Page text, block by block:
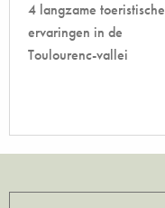
4 langzame toeristische
ervaringen in de
Toulourenc-vallei